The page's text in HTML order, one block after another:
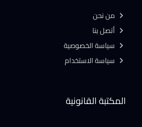
المكتبة القانونية
من نحن
أتصل بنا
سياسة الخصوصية
سياسة الاستخدام